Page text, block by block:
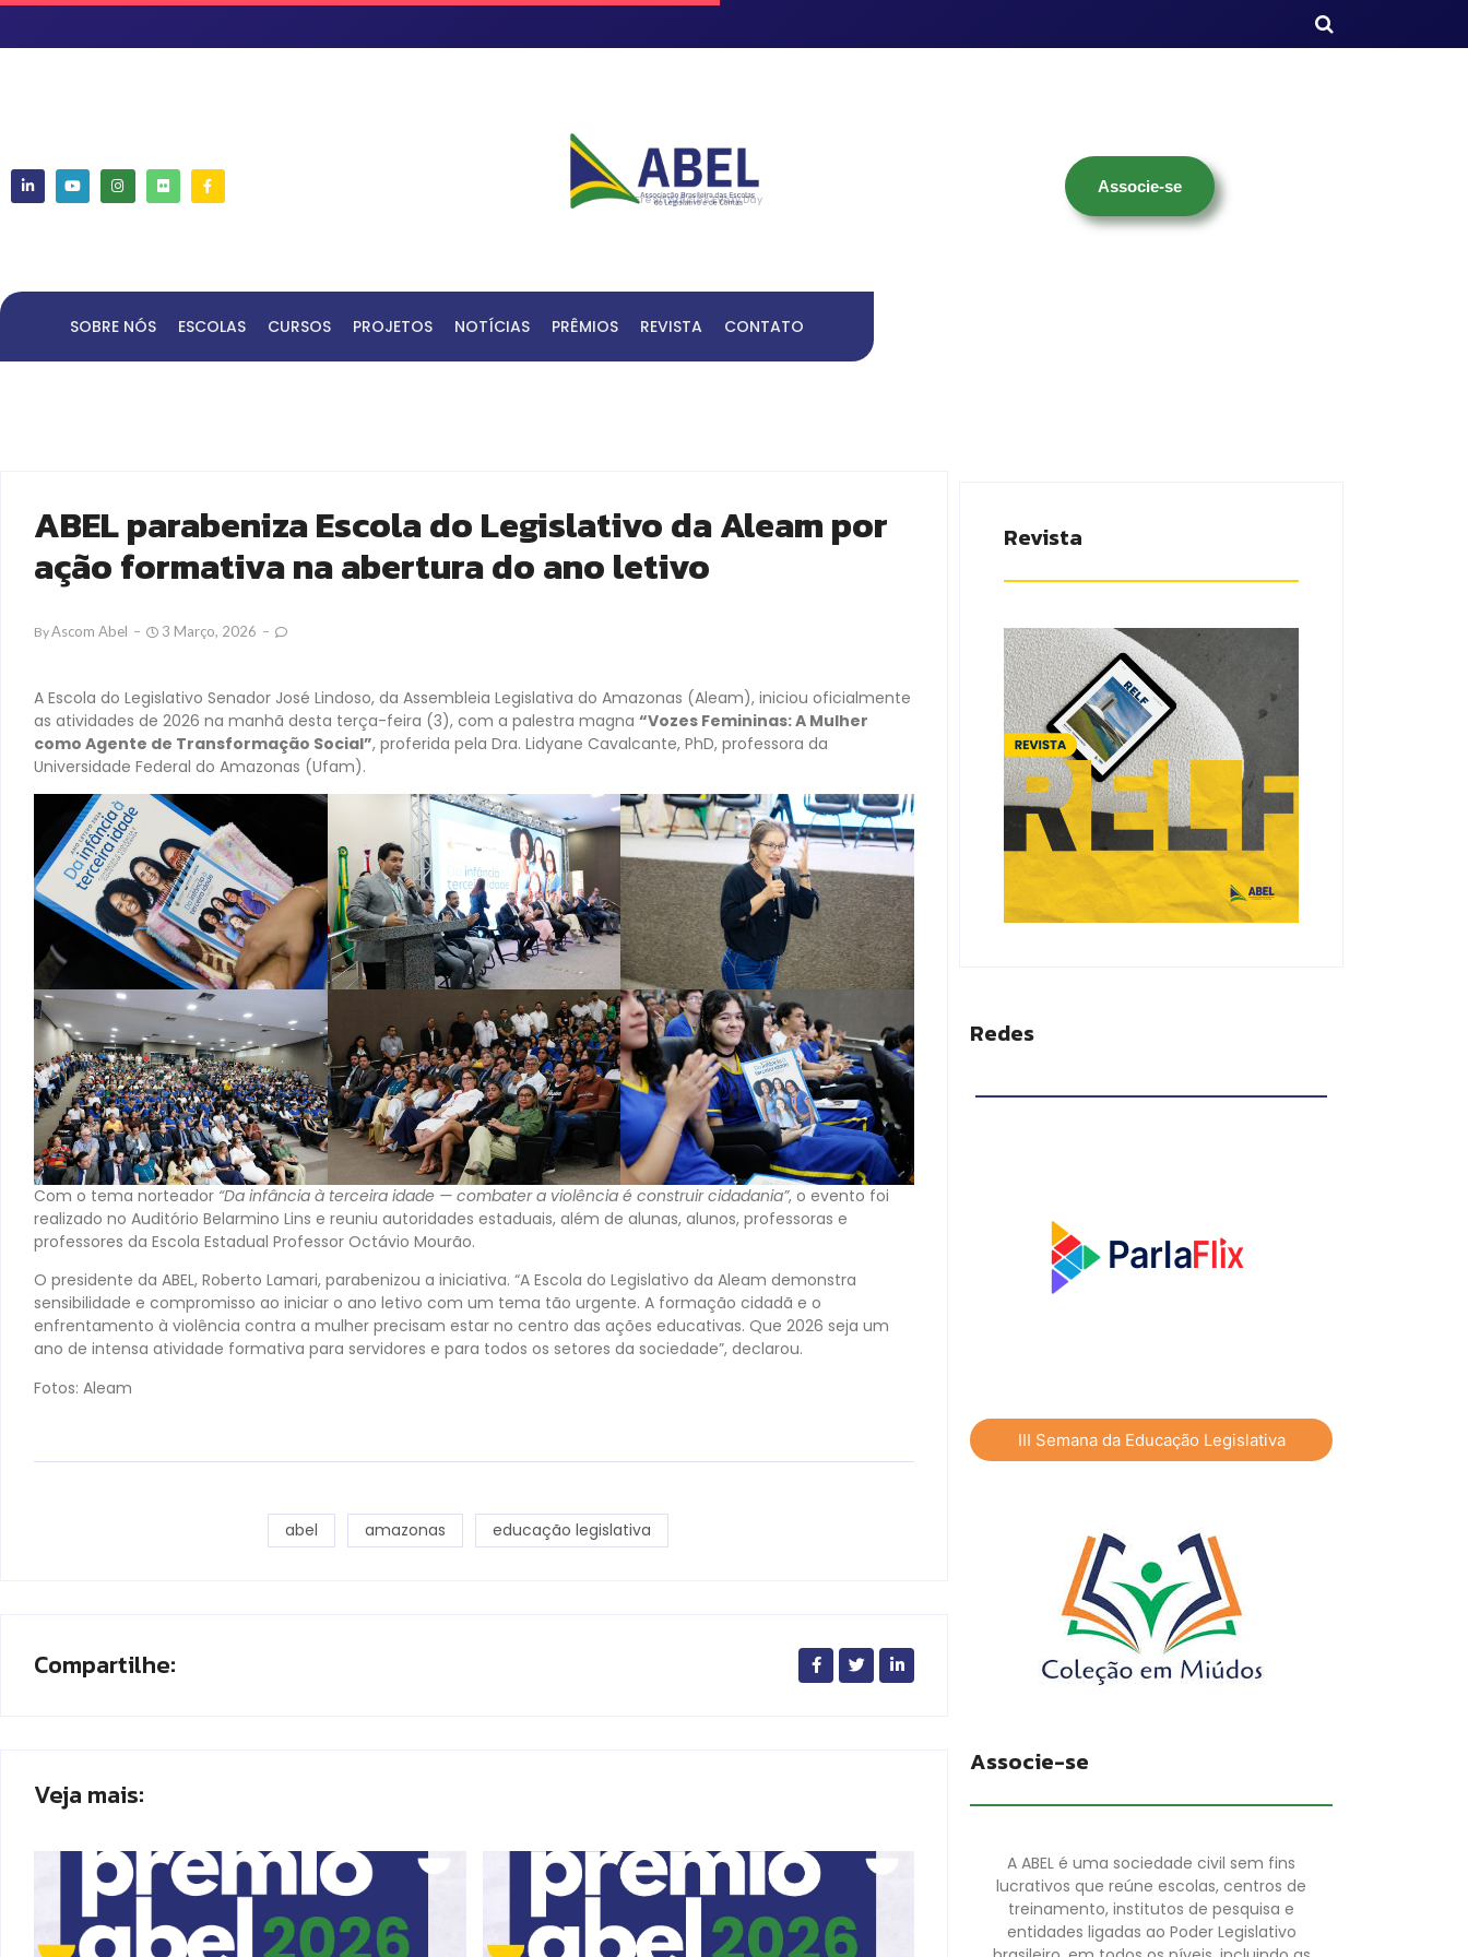
Fresh Articles Every Day
Associe-se
SOBRE NÓS ESCOLAS CURSOS PROJETOS NOTÍCIAS PRÊMIOS REVISTA CONTATO
ABEL parabeniza Escola do Legislativo da Aleam por
ação formativa na abertura do ano letivo
ByAscom Abel 3 Março, 2026
A Escola do Legislativo Senador José Lindoso, da Assembleia Legislativa do Amazonas (Aleam), iniciou oficialmente
as atividades de 2026 na manhã desta terça-feira (3), com a palestra magna “Vozes Femininas: A Mulher
como Agente de Transformação Social”, proferida pela Dra. Lidyane Cavalcante, PhD, professora da
Universidade Federal do Amazonas (Ufam).
Com o tema norteador “Da infância à terceira idade — combater a violência é construir cidadania”, o evento foi
realizado no Auditório Belarmino Lins e reuniu autoridades estaduais, além de alunas, alunos, professoras e
professores da Escola Estadual Professor Octávio Mourão.
O presidente da ABEL, Roberto Lamari, parabenizou a iniciativa. “A Escola do Legislativo da Aleam demonstra
sensibilidade e compromisso ao iniciar o ano letivo com um tema tão urgente. A formação cidadã e o
enfrentamento à violência contra a mulher precisam estar no centro das ações educativas. Que 2026 seja um
ano de intensa atividade formativa para servidores e para todos os setores da sociedade”, declarou.
Fotos: Aleam
abel amazonas educação legislativa
Compartilhe:
Veja mais:
Revista
Redes
ParlaFlix
III Semana da Educação Legislativa
Associe-se
A ABEL é uma sociedade civil sem fins
lucrativos que reúne escolas, centros de
treinamento, institutos de pesquisa e
entidades ligadas ao Poder Legislativo